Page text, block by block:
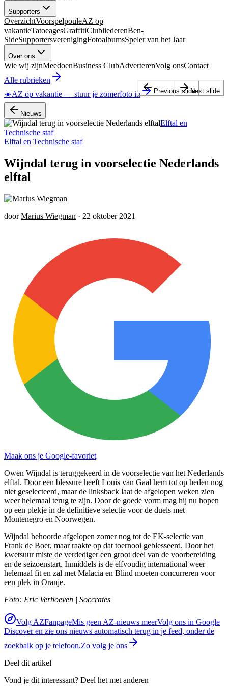
Supporters
OverzichtVoorspelpouleAZ op
vakantieTatoeagesGraffitiClubliederenBen-
SideSupportersverenigingFotoalbumsSpeler van het Jaar
Over ons
Wie wij zijnMeedoenBusiness ClubAdverterenVolg onsContact
Alle rubrieken
☀️AZ op vakantie — stuur je zomerfoto in
Nieuws
Elftal en
Technische staf
Elftal en Technische staf
Wijndal terug in voorselectie Nederlands
elftal
door Marius Wiegman · 22 oktober 2021
Maak ons je Google-favoriet
Owen Wijndal is teruggekeerd in de voorselectie van het Nederlands
elftal. Door een blessure heeft Louis van Gaal hem tot op heden nog
niet geselecteerd, maar de linksback laat de afgelopen weken zien
weer helemaal terug te zijn. Door de goede vorm mag hij nu hopen
op een plekje in de definitieve selectie voor de duels met
Montenegro en Noorwegen.
Wijndal behoorde afgelopen zomer nog tot de EK-selectie van
Frank de Boer, maar raakte op dat toernooi geblesseerd. Door het
kwetsuur miste de verdediger een groot deel van de voorbereiding
en de seizoenstart. Inmiddels is de elfvoudig international weer
helemaal fit en zal met Malacia en Blind moeten concurreren voor
een plek in Oranje.
Foto: Eric Verhoeven | Soccrates
Volg AZFanpageMis geen AZ-nieuws meerVolg ons in Google
Discover en zie ons nieuws automatisch terug in je feed, onder de
zoekbalk op je telefoon.Zo volg je ons
Deel dit artikel
Vond je dit interessant? Deel het met anderen
Previous slideNext slide